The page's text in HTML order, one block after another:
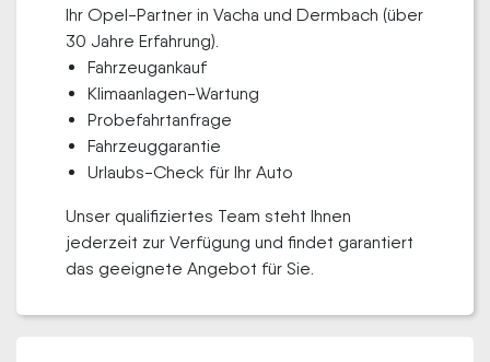
Ihr Opel-Partner in Vacha und Dermbach (über
30 Jahre Erfahrung).
Fahrzeugankauf
Klimaanlagen-Wartung
Probefahrtanfrage
Fahrzeuggarantie
Urlaubs-Check für Ihr Auto
Unser qualifiziertes Team steht Ihnen
jederzeit zur Verfügung und findet garantiert
das geeignete Angebot für Sie.